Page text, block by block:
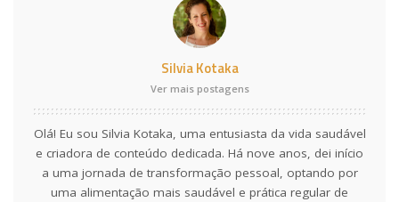
Silvia Kotaka
Ver mais postagens
Olá! Eu sou Silvia Kotaka, uma entusiasta da vida saudável
e criadora de conteúdo dedicada. Há nove anos, dei início
a uma jornada de transformação pessoal, optando por
uma alimentação mais saudável e prática regular de